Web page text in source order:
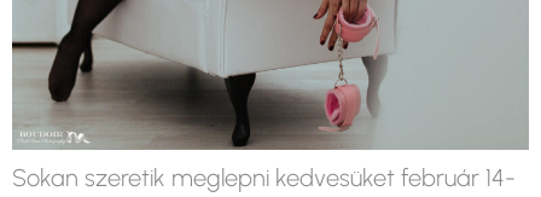
Sokan szeretik meglepni kedvesüket február 14-